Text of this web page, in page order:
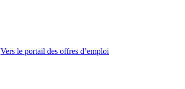
Vers le portail des offres d’emploi